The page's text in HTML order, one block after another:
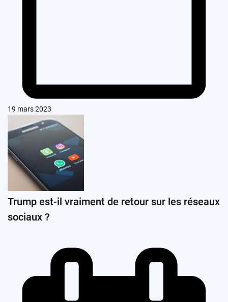
19 mars 2023
Trump est-il vraiment de retour sur les réseaux
sociaux ?